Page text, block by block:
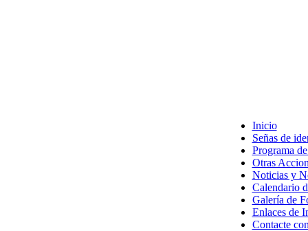
Inicio
Señas de
Programa
Otras
Noticias y
Calendario
Galería de
Enlaces de
Contacte